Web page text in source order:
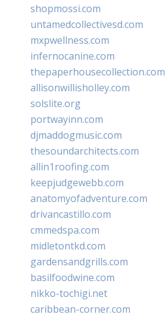
shopmossi.com
untamedcollectivesd.com
mxpwellness.com
infernocanine.com
thepaperhousecollection.com
allisonwillisholley.com
solslite.org
portwayinn.com
djmaddogmusic.com
thesoundarchitects.com
allin1roofing.com
keepjudgewebb.com
anatomyofadventure.com
drivancastillo.com
cmmedspa.com
midletontkd.com
gardensandgrills.com
basilfoodwine.com
nikko-tochigi.net
caribbean-corner.com